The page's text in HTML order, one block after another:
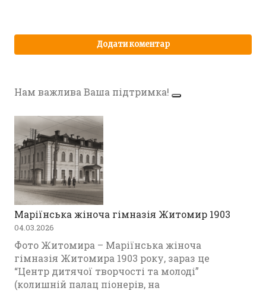
Нам важлива Ваша підтримка!
Маріїнська жіноча гімназія Житомир 1903
04.03.2026
Фото Житомира – Маріїнська жіноча
гімназія Житомира 1903 року, зараз це
“Центр дитячої творчості та молоді”
(колишній палац піонерів, на